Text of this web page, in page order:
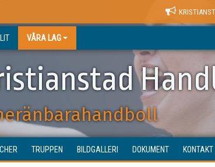
VÅRA LAG
TRUPPEN BILDGALLERI DOKUMENT KONTAKT